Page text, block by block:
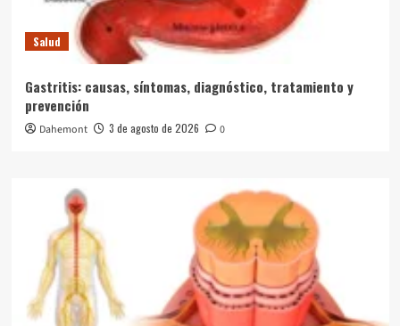
Salud
Gastritis: causas, síntomas, diagnóstico, tratamiento y
prevención
Dahemont 3 de agosto de 2026 0